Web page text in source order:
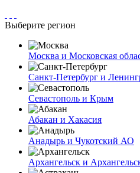
Выберите регион
Москва и Московская
Санкт-Петербург и
Севастополь и Крым
Абакан и Хакасия
Анадырь и Чукотский АО
Архангельск и